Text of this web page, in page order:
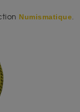
Numismatique.